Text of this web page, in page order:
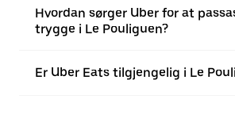
Hvordan sørger Uber for at
trygge i Le Pouliguen?
Er Uber Eats tilgjengelig i Le